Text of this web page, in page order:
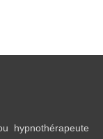
hypnothérapeute